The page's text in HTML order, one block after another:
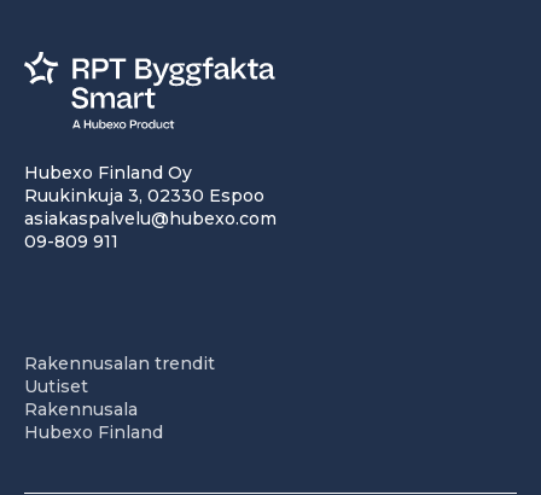
Hubexo Finland Oy
Ruukinkuja 3, 02330 Espoo
asiakaspalvelu@hubexo.com
09-809 911
Rakennusalan trendit
Uutiset
Rakennusala
Hubexo Finland